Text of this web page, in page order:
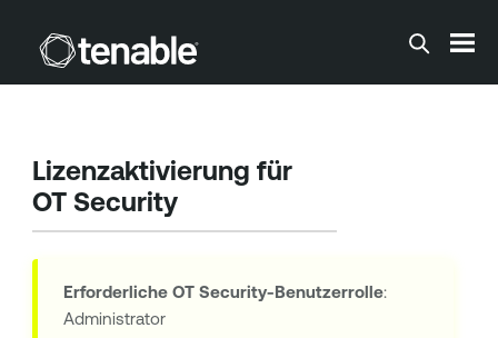
Zum Hauptinhalt springen
Lizenzaktivierung für
OT Security
Erforderliche OT Security-Benutzerrolle:
Administrator